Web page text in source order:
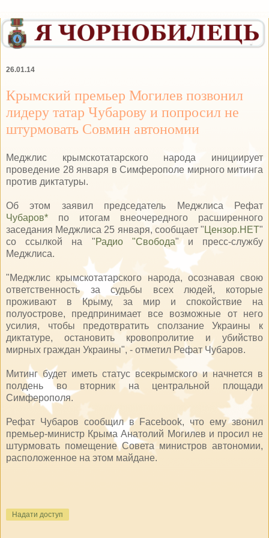
26.01.14
Крымский премьер Могилев позвонил
лидеру татар Чубарову и попросил не
штурмовать Совмин автономии
Меджлис крымскотатарского народа инициирует
проведение 28 января в Симферополе мирного митинга
против диктатуры.
Об этом заявил председатель Меджлиса Рефат
Чубаров* по итогам внеочередного расширенного
заседания Меджлиса 25 января, сообщает " Цензор.НЕТ"
со ссылкой на "Радио "Свобода" и пресс-службу
Меджлиса.
"Меджлис крымскотатарского народа, осознавая свою
ответственность за судьбы всех людей, которые
проживают в Крыму, за мир и спокойствие на
полуострове, предпринимает все возможные от него
усилия, чтобы предотвратить сползание Украины к
диктатуре, остановить кровопролитие и убийство
мирных граждан Украины", - отметил Рефат Чубаров.
Митинг будет иметь статус всекрымского и начнется в
полдень во вторник на центральной площади
Симферополя.
Рефат Чубаров сообщил в Facebook, что ему звонил
премьер-министр Крыма Анатолий Могилев и просил не
штурмовать помещение Совета министров автономии,
расположенное на этом майдане.
Надати доступ